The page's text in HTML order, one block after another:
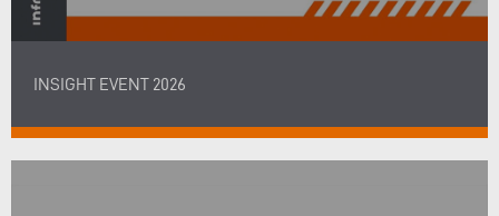
INSIGHT EVENT 2026